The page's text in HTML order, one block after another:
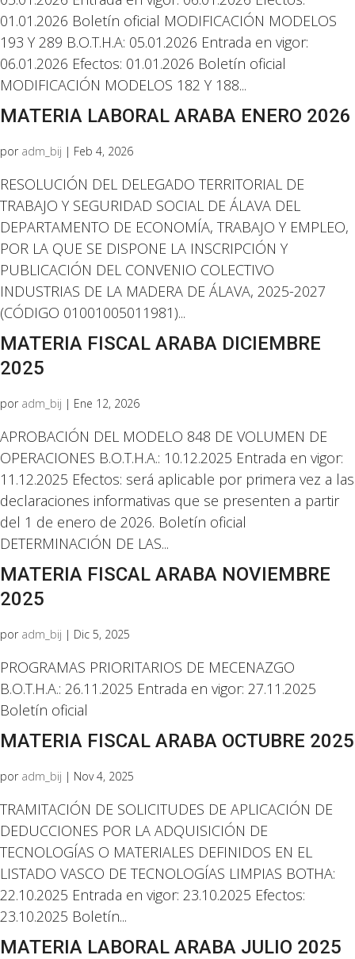
01.01.2026 Boletín oficial MODIFICACIÓN MODELOS
193 Y 289 B.O.T.H.A: 05.01.2026 Entrada en vigor:
06.01.2026 Efectos: 01.01.2026 Boletín oficial
MODIFICACIÓN MODELOS 182 Y 188...
MATERIA LABORAL ARABA ENERO 2026
por adm_bij | Feb 4, 2026
RESOLUCIÓN DEL DELEGADO TERRITORIAL DE
TRABAJO Y SEGURIDAD SOCIAL DE ÁLAVA DEL
DEPARTAMENTO DE ECONOMÍA, TRABAJO Y EMPLEO,
POR LA QUE SE DISPONE LA INSCRIPCIÓN Y
PUBLICACIÓN DEL CONVENIO COLECTIVO
INDUSTRIAS DE LA MADERA DE ÁLAVA, 2025-2027
(CÓDIGO 01001005011981)...
MATERIA FISCAL ARABA DICIEMBRE
2025
por adm_bij | Ene 12, 2026
APROBACIÓN DEL MODELO 848 DE VOLUMEN DE
OPERACIONES B.O.T.H.A.: 10.12.2025 Entrada en vigor:
11.12.2025 Efectos: será aplicable por primera vez a las
declaraciones informativas que se presenten a partir
del 1 de enero de 2026. Boletín oficial
DETERMINACIÓN DE LAS...
MATERIA FISCAL ARABA NOVIEMBRE
2025
por adm_bij | Dic 5, 2025
PROGRAMAS PRIORITARIOS DE MECENAZGO
B.O.T.H.A.: 26.11.2025 Entrada en vigor: 27.11.2025
Boletín oficial
MATERIA FISCAL ARABA OCTUBRE 2025
por adm_bij | Nov 4, 2025
TRAMITACIÓN DE SOLICITUDES DE APLICACIÓN DE
DEDUCCIONES POR LA ADQUISICIÓN DE
TECNOLOGÍAS O MATERIALES DEFINIDOS EN EL
LISTADO VASCO DE TECNOLOGÍAS LIMPIAS BOTHA:
22.10.2025 Entrada en vigor: 23.10.2025 Efectos:
23.10.2025 Boletín...
MATERIA LABORAL ARABA JULIO 2025